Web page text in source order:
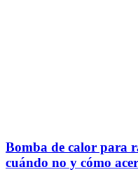
Bomba de calor para
cuándo no y cómo